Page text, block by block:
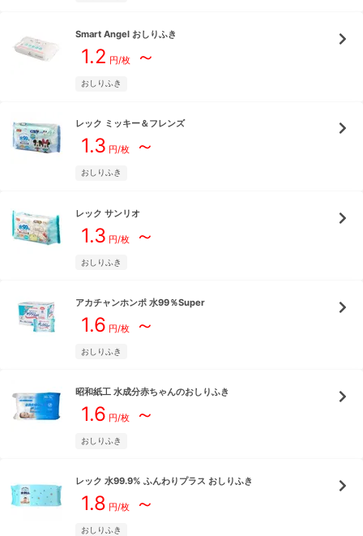
Smart Angel おしりふき
1.2 円/枚～
おしりふき
レック ミッキー＆フレンズ
1.3 円/枚～
おしりふき
レック サンリオ
1.3 円/枚～
おしりふき
アカチャンホンポ 水99％Super
1.6 円/枚～
おしりふき
昭和紙工 水成分赤ちゃんのおしりふき
1.6 円/枚～
おしりふき
レック 水99.9% ふんわりプラス おしりふき
1.8 円/枚～
おしりふき